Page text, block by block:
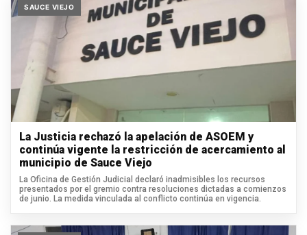
SAUCE VIEJO
La Justicia rechazó la apelación de ASOEM y
continúa vigente la restricción de acercamiento al
municipio de Sauce Viejo
La Oficina de Gestión Judicial declaró inadmisibles los recursos
presentados por el gremio contra resoluciones dictadas a comienzos
de junio. La medida vinculada al conflicto continúa en vigencia.